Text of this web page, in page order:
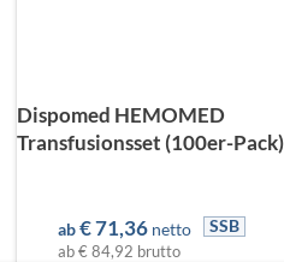
Dispomed HEMOMED
Transfusionsset (100er-Pack)
ab€71,36 netto
SSB
ab€ 84,92 brutto